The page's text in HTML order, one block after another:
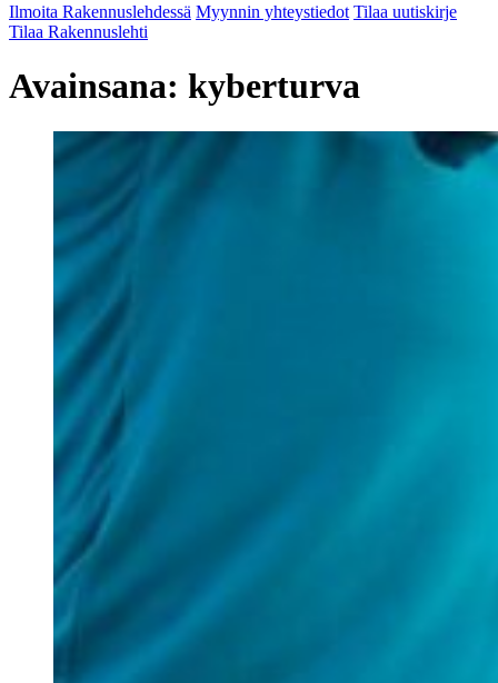
Ilmoita Rakennuslehdessä Myynnin yhteystiedot Tilaa uutiskirje
Tilaa Rakennuslehti
Avainsana: kyberturva